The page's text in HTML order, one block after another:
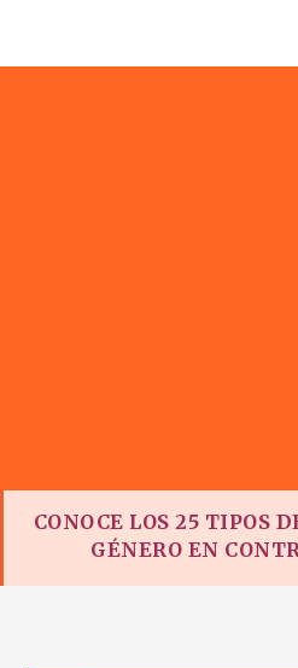
CONOCE LOS 25 TIPOS
GÉNERO EN